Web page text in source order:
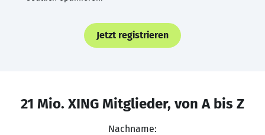
Jetzt registrieren
21 Mio. XING Mitglieder, von A bis Z
Nachname: